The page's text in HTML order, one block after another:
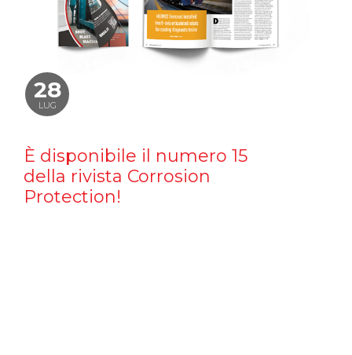
28
LUG
È disponibile il numero 15
della rivista Corrosion
Protection!